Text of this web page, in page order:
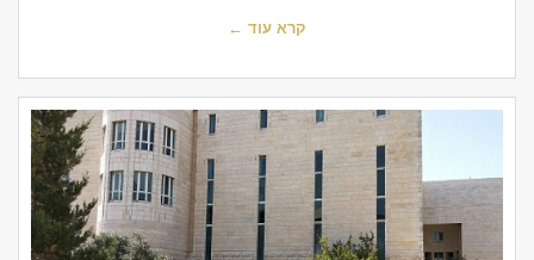
קרא עוד ←